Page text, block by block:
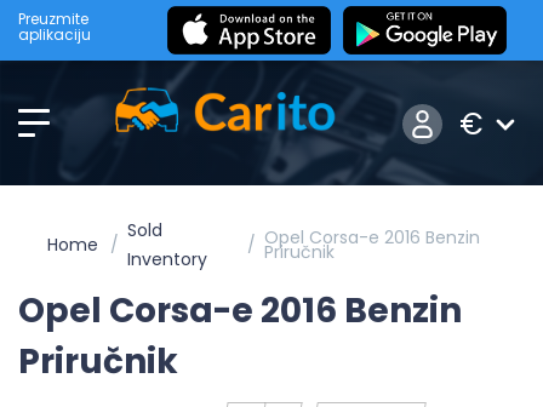
Preuzmite
aplikaciju
€
Home
Sold
Inventory
Opel Corsa-e 2016 Benzin
Priručnik
Opel Corsa-e 2016 Benzin
Priručnik